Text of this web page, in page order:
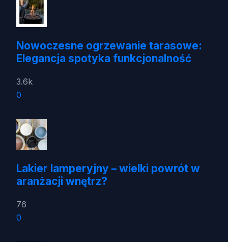
Nowoczesne ogrzewanie tarasowe:
Elegancja spotyka funkcjonalność
3.6k
0
Lakier lamperyjny – wielki powrót w
aranżacji wnętrz?
76
0